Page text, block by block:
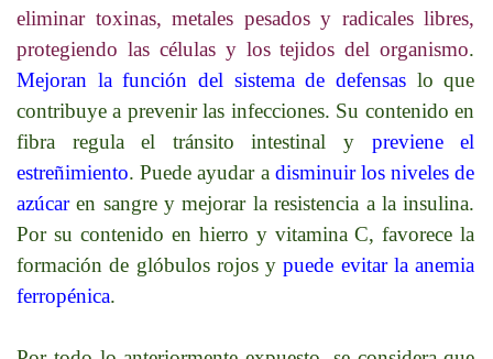
eliminar toxinas, metales pesados y radicales libres,
protegiendo las células y los tejidos del organismo.
Mejoran la función del sistema de defensaslo que
contribuye a prevenir las infecciones. Su contenido en
fibra regula el tránsito intestinal y previene el
estreñimiento. Puede ayudar a disminuir los niveles de
azúcaren sangre y mejorar la resistencia a la insulina.
Por su contenido en hierro y vitamina C, favorece la
formación de glóbulos rojos ypuede evitar la anemia
ferropénica.